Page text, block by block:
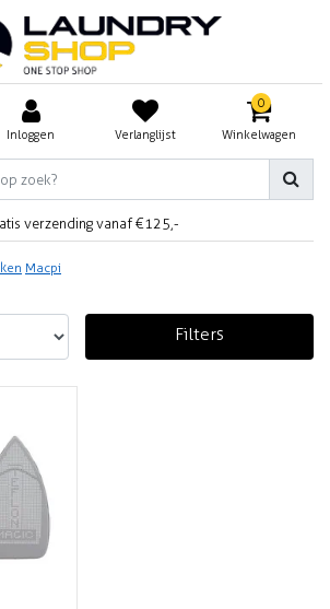
Inloggen Verlanglijst
0
Winkelwagen
verzending vanaf €125,-
Macpi
Filters